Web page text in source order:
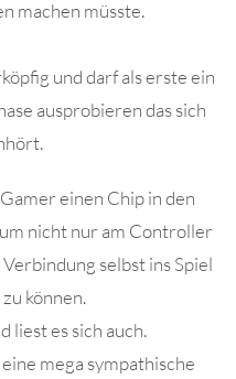
machen müsste.
und darf als erste ein
ausprobieren das sich
einen Chip in den
nicht nur am Controller
selbst ins Spiel
können.
liest es sich auch.
mega sympathische